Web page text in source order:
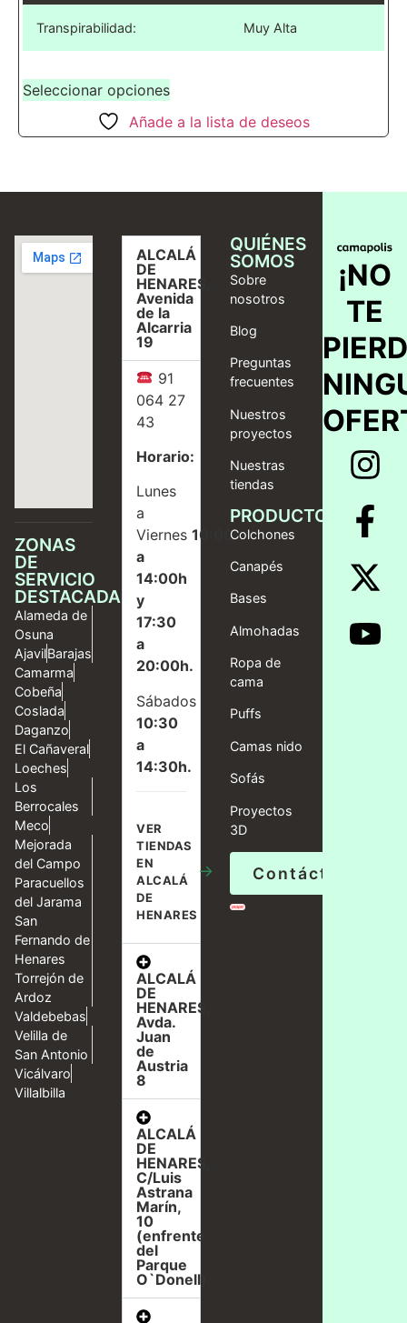
Transpirabilidad: Muy Alta
Seleccionar opciones
Añade a la lista de deseos
ZONAS
DE
SERVICIO
DESTACADAS
Alameda de
Osuna
AjavilBarajas
Camarma
Cobeña
Coslada
Daganzo
El Cañaveral
Loeches
Los
Berrocales
Meco
Mejorada
del Campo
Paracuellos
del Jarama
San
Fernando de
Henares
Torrejón de
Ardoz
Valdebebas
Velilla de
San Antonio
Vicálvaro
Villalbilla
ALCALÁ
DE
HENARES,
Avenida
de la
Alcarria
19
91
064 27
43
Horario:
Lunes
a
Viernes10:00
a
14:00h
y
17:30
a
20:00h.
Sábados
10:30
a
14:30h.
VER
TIENDAS
EN
ALCALÁ
DE
HENARES
→
ALCALÁ
DE
HENARES,
Avda.
Juan
de
Austria
8
ALCALÁ
DE
HENARES,
C/Luis
Astrana
Marín,
10
(enfrente
del
Parque
O`Donell)
QUIÉNES
SOMOS
Sobre
nosotros
Blog
Preguntas
frecuentes
Nuestros
proyectos
Nuestras
tiendas
PRODUCTOS
Colchones
Canapés
Bases
Almohadas
Ropa de
cama
Puffs
Camas nido
Sofás
Proyectos
3D
Contáctanos
¡NO
TE